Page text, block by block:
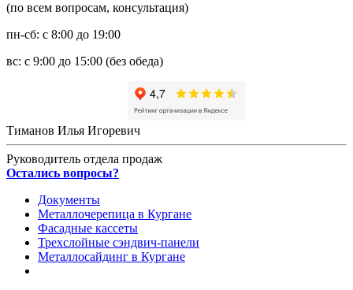
(по всем вопросам, консультация)
пн-сб: с 8:00 до 19:00
вс: с 9:00 до 15:00 (без обеда)
Тиманов Илья Игоревич
Руководитель отдела продаж
Остались вопросы?
Документы
Металлочерепица в Кургане
Фасадные кассеты
Трехслойные сэндвич-панели
Металлосайдинг в Кургане